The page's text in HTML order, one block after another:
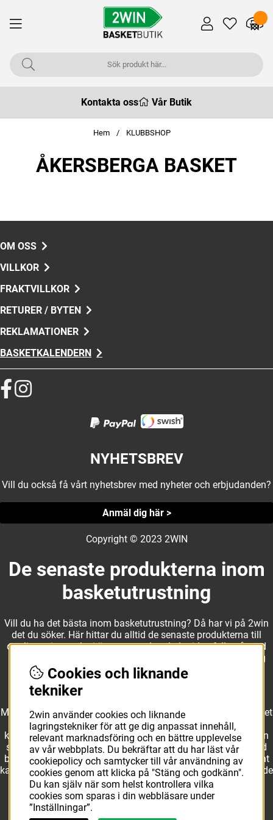
Kontakta oss Vår Butik
Hem KLUBBSHOP
ÅKERSBERGA BASKET
OM OSS
VILLKOR
FRAKTVILLKOR
RETURER / BYTEN
REKLAMATIONER
BASKETKALENDERN
NYHETSBREV
Vill du också få vårt nyhetsbrev med nyheter och erbjudanden?
Anmäl dig här >
Copyright © 2023 2WIN
De senaste produkterna inom
basketutrustning
Vill du ha det bästa inom basketutrustning? Då har vi på 2win
det du söker. Här hittar du alltid de senaste produkterna till
otroliga priser, och vi är noga med att hela tiden fylla på med
nyheter i webbshopen. Det gör oss till ett naturligt val för dig
som vill ha utrustning som överträffar alla andra märken.
Med ett av Sveriges största kläd- och skosortiment inom basket
kan vi erbjuda allt som du eller din klubb behöver. Välj ut
kvalitativa basketbollar och basketskor från välkända märken
som Molten, Nike, Adidas och Spalding och komplettera med
basketkläder från Jordan. I vårt breda och prisvärda sortiment
kan vi erbjuda matchkläder som ger maximal rörelsefrihet, både
på och utanför planen. Oavsett vad du behöver för
basketutrustning kan du vara säker på att hitta den här.
Cookies och liknande
tekniker
2win använder cookies och liknande
lagringstekniker för att ge dig anpassat innehåll,
relevant marknadsföring och en bättre upplevelse
av vår webbplats. Du bekräftar att du har läst vår
cookiepolicy och samtycker till vår användning av
cookies genom att klicka på "Stäng och godkänn".
Du kan själv när som helst kontrollera vilka
cookies som sparas i din webbläsare under
”Inställningar”.